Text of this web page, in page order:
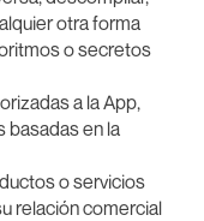
otra forma
o secretos
a la App,
basadas en la
o servicios
relación comercial